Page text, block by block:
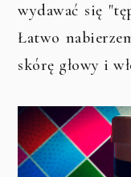
wydawać się
Łatwo
skórę głowy i